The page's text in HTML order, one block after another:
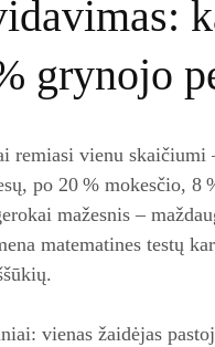
grynojo
remiasi vienu skaičiumi
po 20 % mokesčio, 8
mažesnis –
matematines testų
vienas žaidėjas